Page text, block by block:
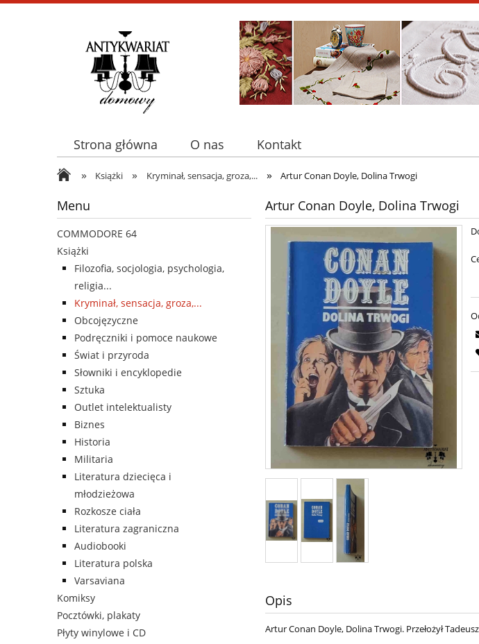
Strona główna O nas Kontakt
» Książki » Kryminał, sensacja, groza,... » Artur Conan Doyle, Dolina Trwogi
Menu
COMMODORE 64
Książki
Filozofia, socjologia, psychologia,
religia...
Kryminał, sensacja, groza,...
Obcojęzyczne
Podręczniki i pomoce naukowe
Świat i przyroda
Słowniki i encyklopedie
Sztuka
Outlet intelektualisty
Biznes
Historia
Militaria
Literatura dziecięca i
młodzieżowa
Rozkosze ciała
Literatura zagraniczna
Audiobooki
Literatura polska
Varsaviana
Komiksy
Pocztówki, plakaty
Płyty winylowe i CD
Artur Conan Doyle, Dolina Trwogi
Opis
Artur Conan Doyle, Dolina Trwogi. Przełożył